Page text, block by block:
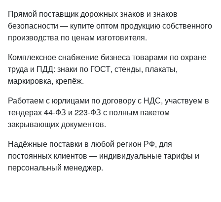
Прямой поставщик дорожных знаков и знаков
безопасности — купите оптом продукцию собственного
производства по ценам изготовителя.
Комплексное снабжение бизнеса товарами по охране
труда и ПДД: знаки по ГОСТ, стенды, плакаты,
маркировка, крепёж.
Работаем с юрлицами по договору с НДС, участвуем в
тендерах 44-ФЗ и 223-ФЗ с полным пакетом
закрывающих документов.
Надёжные поставки в любой регион РФ, для
постоянных клиентов — индивидуальные тарифы и
персональный менеджер.